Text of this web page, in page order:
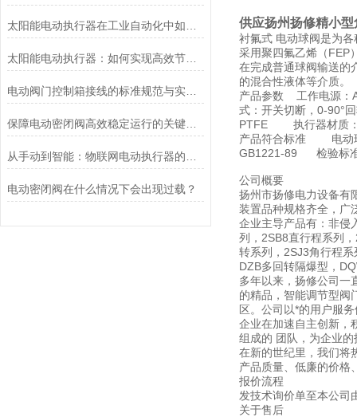
太阳能电动执行器：如何实现高效节能的自动化控制？
保障电动密闭阀高效稳定运行的关键举措
电动密闭阀在什么情况下会出现过载？
供应扬州扬修精小
衬氟式 电动球阀是为
采用聚四氟乙烯（
在完成普通球阀输送的
的混合性液体等介质。
产品参数 工作电源
式：开关切断，0-
PTFE 执行器材质：
产品符合标准 电动
GB1221-89 检验标
公司概要
扬州市扬修电力设备有
装置品种规格齐全，广
企业主导产品有：非侵
列，2SB8直行程系列
转系列，2SJ3角行程
DZB多回转隔爆型，
多年以来，扬修公司一
的精品，智能调节型阀
区。公司以*的用户服
企业在加速自主创新，
组成的 团队，为企业
在新的世纪里，我们将
产品质量、低廉的价格
报价流程
发技术询价单至本公司
关于售后